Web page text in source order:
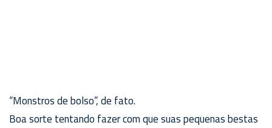
“Monstros de bolso”, de fato.
Boa sorte tentando fazer com que suas pequenas bestas